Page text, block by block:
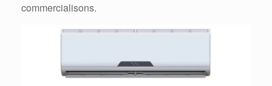
commercialisons.